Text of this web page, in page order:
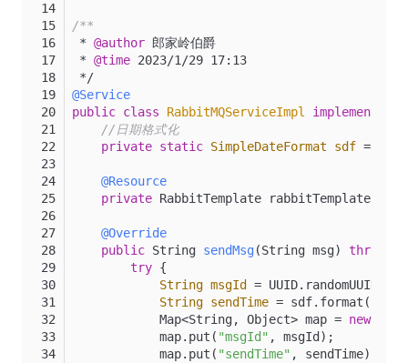
/**
* @author 郎家岭伯爵
* @time 2023/1/29 17:13
*/
@Service
public class RabbitMQServiceImpl implements
//日期格式化
private static SimpleDateFormat sdf =
@Resource
private RabbitTemplate rabbitTemplate;
@Override
public String sendMsg(String msg) throws
try {
String msgId =
String sendTime = sdf.format(
            Map<String, Object> map =
new
            map.put(
"msgId" , msgId);
            map.put(
"sendTime" , sendTime);